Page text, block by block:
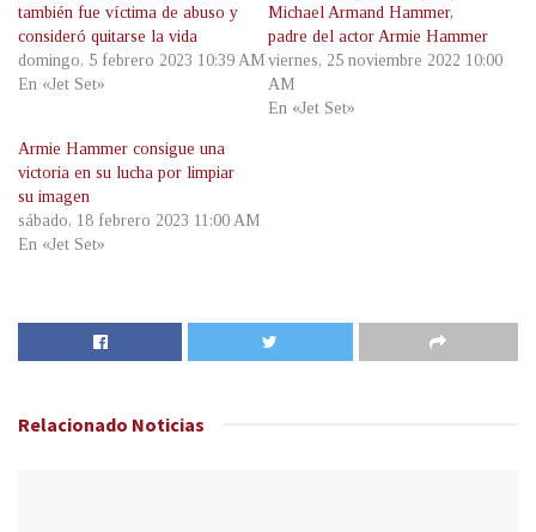
también fue víctima de abuso y
consideró quitarse la vida
domingo, 5 febrero 2023 10:39 AM
En «Jet Set»
Michael Armand Hammer,
padre del actor Armie Hammer
viernes, 25 noviembre 2022 10:00
AM
En «Jet Set»
Armie Hammer consigue una
victoria en su lucha por limpiar
su imagen
sábado, 18 febrero 2023 11:00 AM
En «Jet Set»
Relacionado Noticias